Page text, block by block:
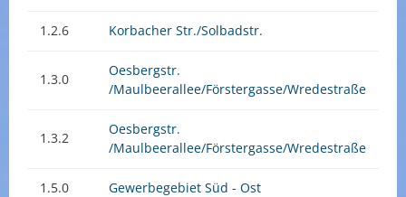
1.2.6 Korbacher Str./Solbadstr.
1.3.0
Oesbergstr.
/Maulbeerallee/Förstergasse/Wredestraße
1.3.2
Oesbergstr.
/Maulbeerallee/Förstergasse/Wredestraße
1.5.0 Gewerbegebiet Süd - Ost